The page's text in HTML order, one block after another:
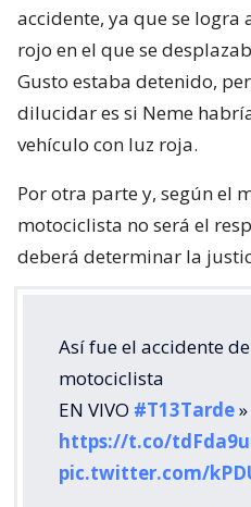
accidente, ya que se logra
rojo en el que se
Gusto estaba detenido,
dilucidar es si Neme
vehículo con luz roja.
Por otra parte y, según el
motociclista no será el
deberá determinar la
Así fue el accidente
motociclista
EN VIVO #T13Tarde»
https://t.co/
pic.twitter.com/